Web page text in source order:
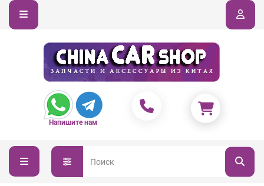
Напишите нам